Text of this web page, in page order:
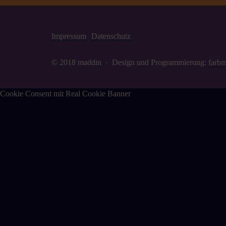
Impressum Datenschutz
© 2018 maddin · Design und Programmierung:
Cookie Consent mit Real Cookie Banner